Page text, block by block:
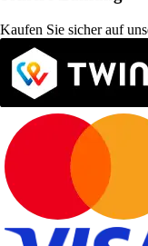
Kaufen Sie sicher auf